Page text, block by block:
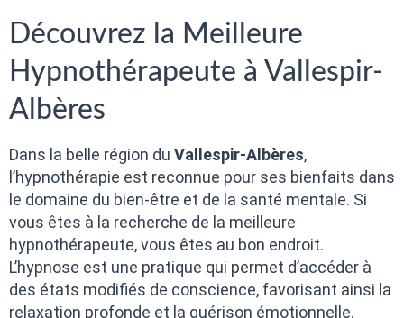
Découvrez la Meilleure
Hypnothérapeute à Vallespir-
Albères
Dans la belle région du Vallespir-Albères,
l’hypnothérapie est reconnue pour ses bienfaits dans
le domaine du bien-être et de la santé mentale. Si
vous êtes à la recherche de la meilleure
hypnothérapeute, vous êtes au bon endroit.
L’hypnose est une pratique qui permet d’accéder à
des états modifiés de conscience, favorisant ainsi la
relaxation profonde et la guérison émotionnelle.